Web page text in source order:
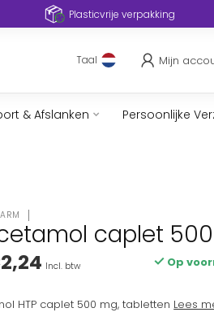
Plasticvrije verpakking
Taal Mijn
& Afslanken Persoonlijke
caplet
Incl. btw Op
HTP caplet 500 mg, tabletten Lees